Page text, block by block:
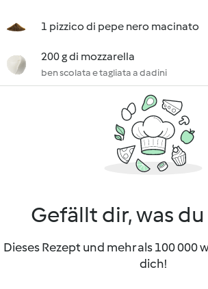
1 pizzico di pepe nero macinato
200 g di mozzarella
ben scolata e tagliata a dadini
Gefällt dir, was
Dieses Rezept und mehr als 100 000
dich!